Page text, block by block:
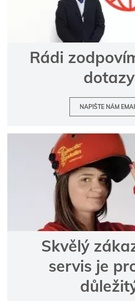
Rádi
dotazy
NAPIŠTE NÁM
Skvělý
servis je